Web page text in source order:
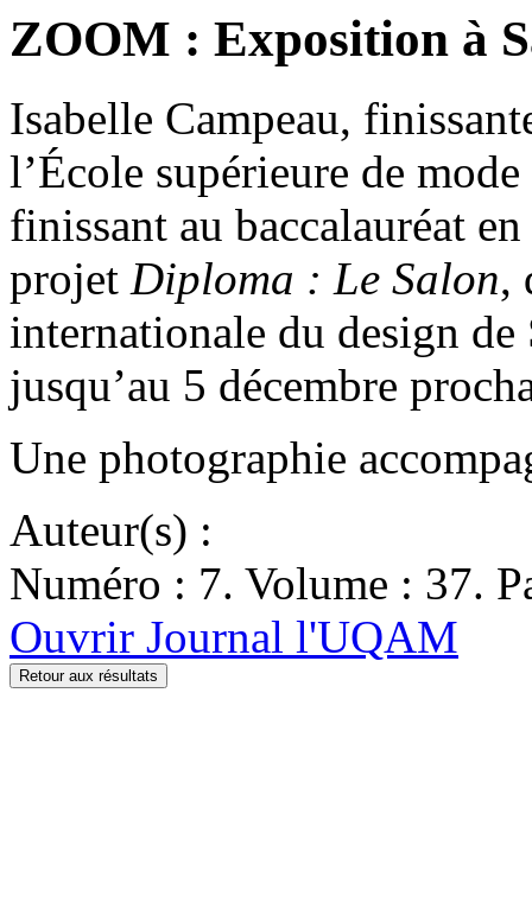
ZOOM : Exposition à
Isabelle Campeau,
l’École supérieure de
finissant au baccalauréat
projet Diploma : Le Salon,
internationale du design
jusqu’au 5 décembre
Une photographie
Auteur(s) :
Numéro : 7. Volume : 37.
Ouvrir Journal l'UQAM
Retour aux résultats